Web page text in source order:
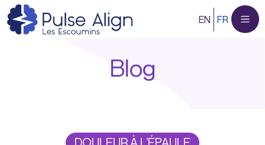
Aller
au
contenu
EN FR
Blog